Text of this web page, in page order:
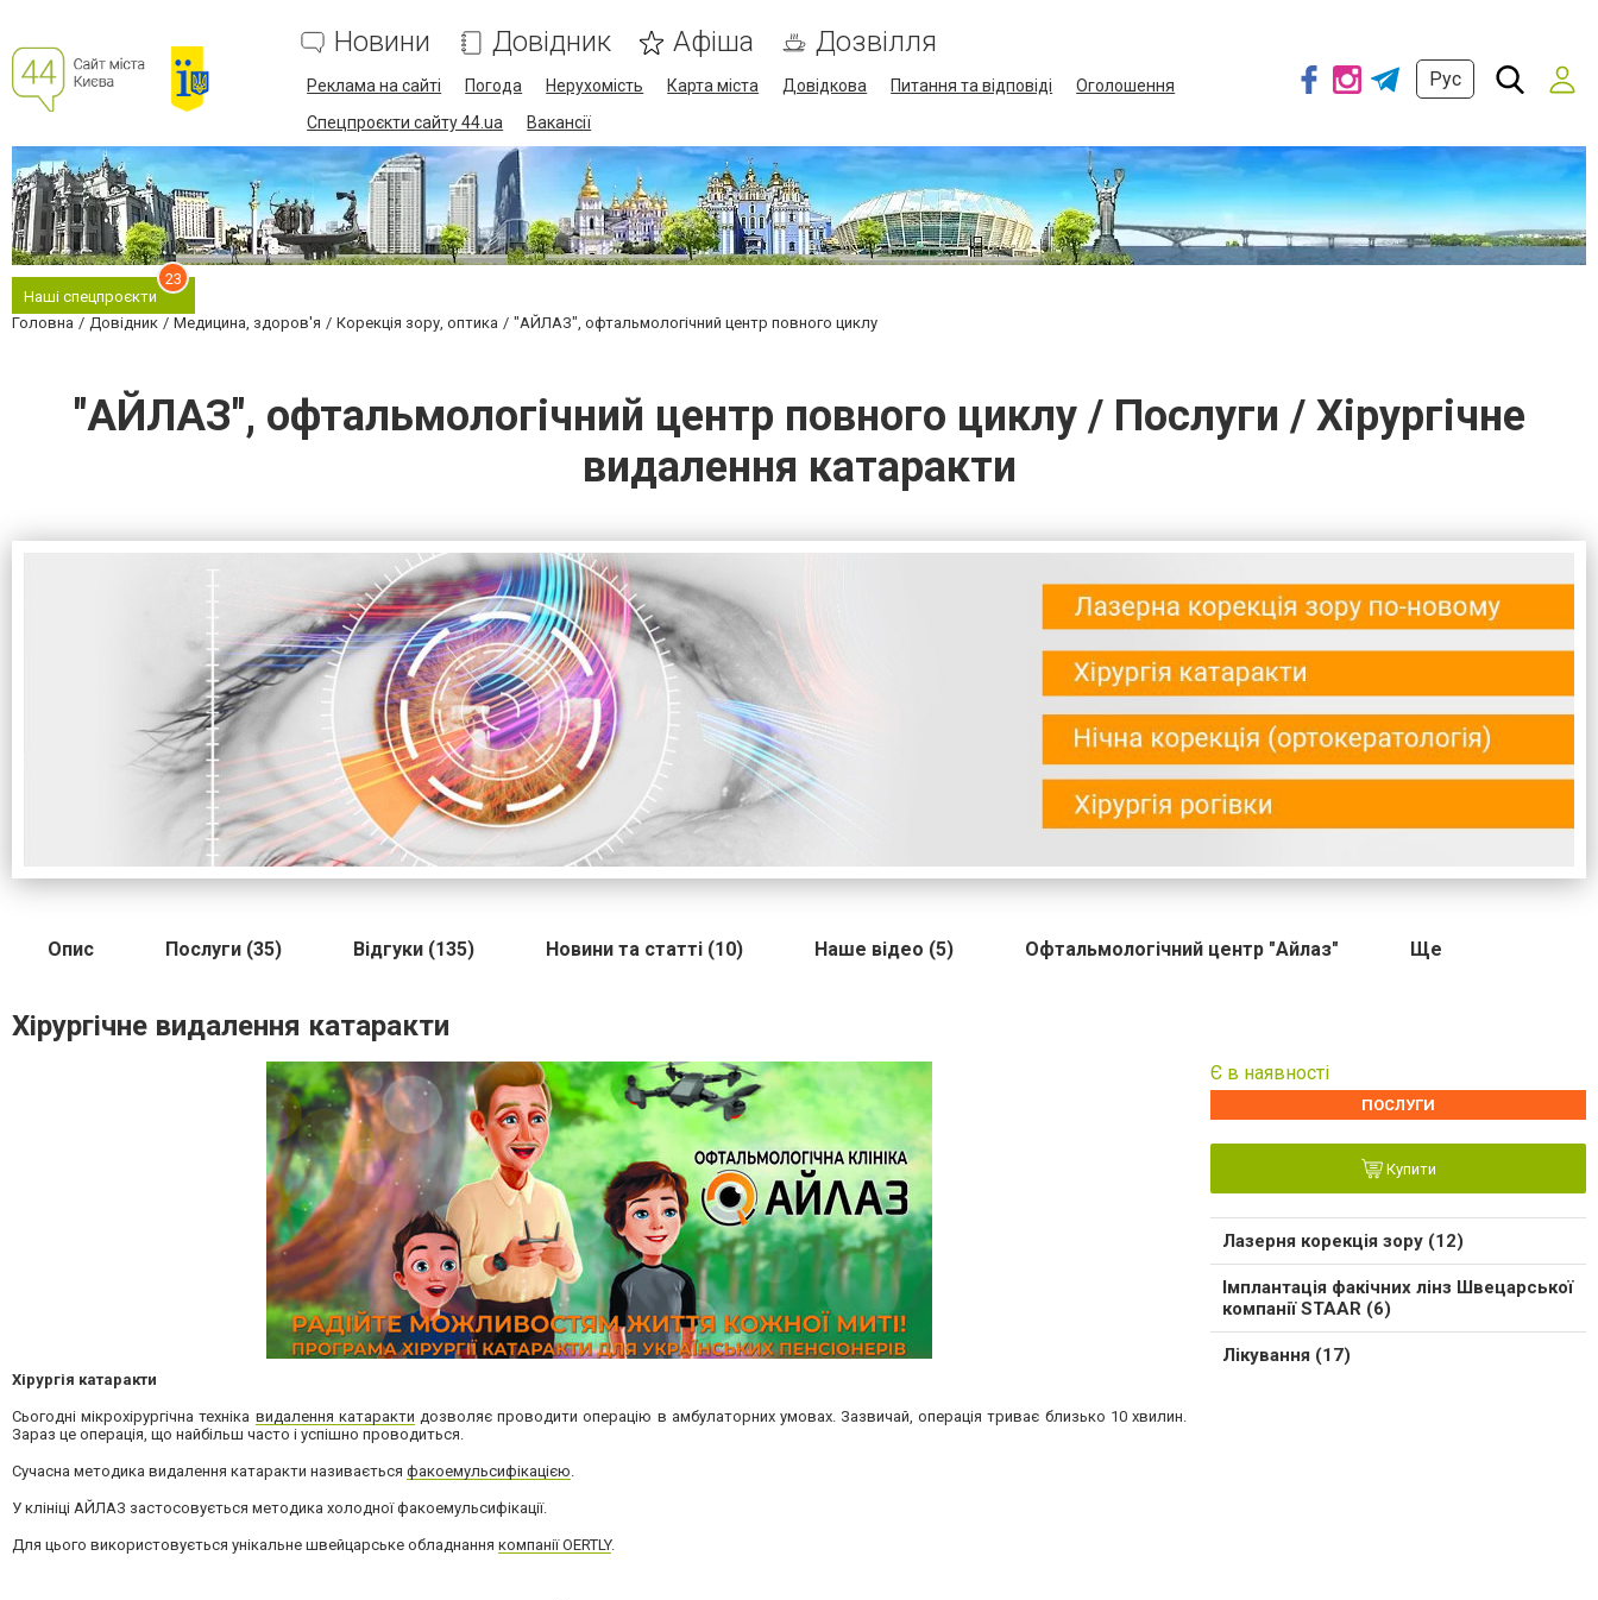
Новини Довідник Афіша Дозвілля
Реклама на сайті Погода Нерухомість Карта міста Довідкова Питання та відповіді
Оголошення
Спецпроєкти сайту 44.ua
Вакансії
Рус
Наші спецпроєкти
23
Головна Довідник Медицина, здоров'я Корекція зору, оптика "АЙЛАЗ", офтальмологічний центр повного циклу
"АЙЛАЗ", офтальмологічний центр повного циклу / Послуги / Хірургічне
видалення катаракти
Опис Послуги (35) Відгуки (135) Новини та статті (10) Наше відео (5) Офтальмологічний центр "Айлаз" Ще
Хірургічне видалення катаракти
Хірургія катаракти
Сьогодні мікрохірургічна техніка видалення катаракти дозволяє проводити операцію в амбулаторних умовах. Зазвичай, операція триває близько 10 хвилин.
Зараз це операція, що найбільш часто і успішно проводиться.
Сучасна методика видалення катаракти називається факоемульсифікацією.
У клініці АЙЛАЗ застосовується методика холодної факоемульсифікації.
Для цього використовується унікальне швейцарське обладнання компанії OERTLY.
Є в наявності
ПОСЛУГИ
Купити
Лазерня корекція зору (12)
Імплантація факічних лінз Швецарської
компанії STAAR (6)
Лікування (17)